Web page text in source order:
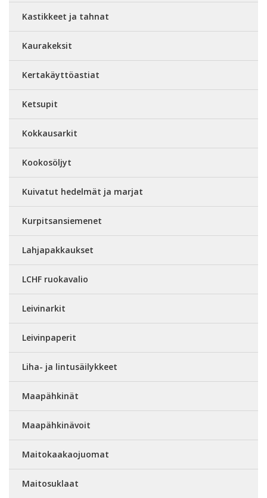
Kastikkeet ja tahnat
Kaurakeksit
Kertakäyttöastiat
Ketsupit
Kokkausarkit
Kookosöljyt
Kuivatut hedelmät ja marjat
Kurpitsansiemenet
Lahjapakkaukset
LCHF ruokavalio
Leivinarkit
Leivinpaperit
Liha- ja lintusäilykkeet
Maapähkinät
Maapähkinävoit
Maitokaakaojuomat
Maitosuklaat